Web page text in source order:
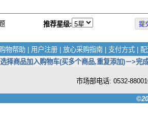
推荐星级:
购物帮助 用户注册 放心采购指南 支付方式
择商品加入购物车(买多个商品,重复添加)－>
市场部电话: 0532-